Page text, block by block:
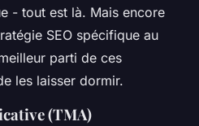
- tout est là. Mais encore
SEO spécifique au
parti de ces
les laisser dormir.
(TMA)